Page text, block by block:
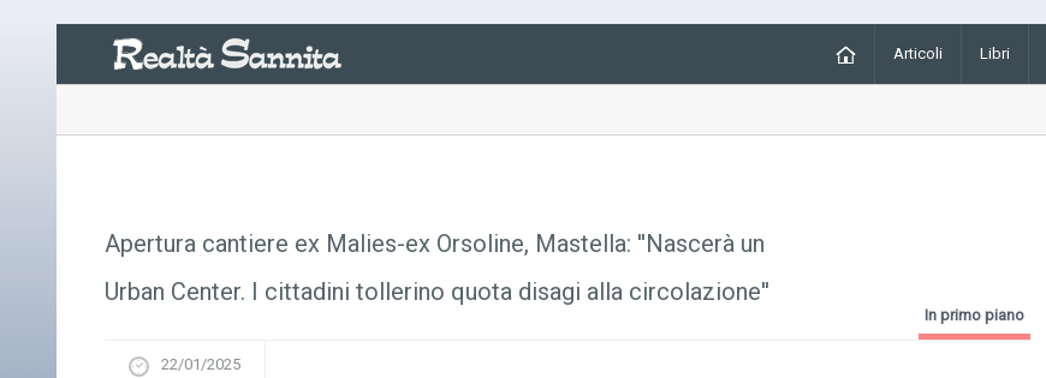
Articoli Libri
Apertura cantiere ex Malies-ex Orsoline, Mastella: ''Nascerà un
Urban Center. I cittadini tollerino quota disagi alla circolazione''
In primo piano
22/01/2025